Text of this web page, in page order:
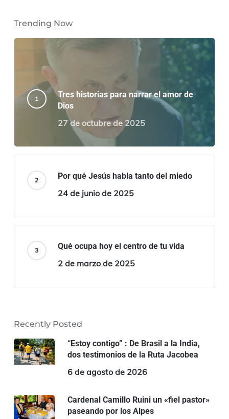
Trending Now
Tres historias para narrar el amor de
Dios
27 de octubre de 2025
Por qué Jesús habla tanto del miedo
24 de junio de 2025
Qué ocupa hoy el centro de tu vida
2 de marzo de 2025
Recently Posted
“Estoy contigo” : De Brasil a la India,
dos testimonios de la Ruta Jacobea
6 de agosto de 2026
Cardenal Camillo Ruini un «fiel pastor»
paseando por los Alpes